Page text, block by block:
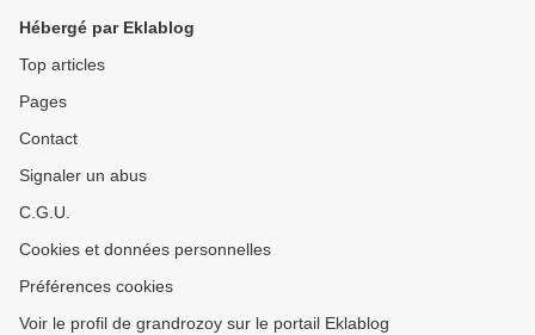
Hébergé par Eklablog
Top articles
Pages
Contact
Signaler un abus
C.G.U.
Cookies et données personnelles
Préférences cookies
Voir le profil de grandrozoy sur le portail Eklablog